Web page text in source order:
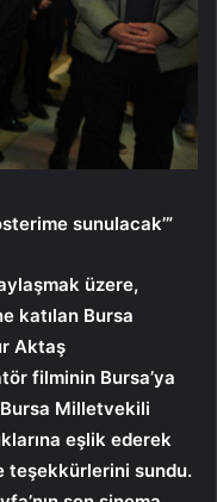
sunulacak’”
üzere,
katılan Bursa
Aktaş
filminin Bursa’ya
Milletvekili
eşlik ederek
teşekkürlerini sundu.